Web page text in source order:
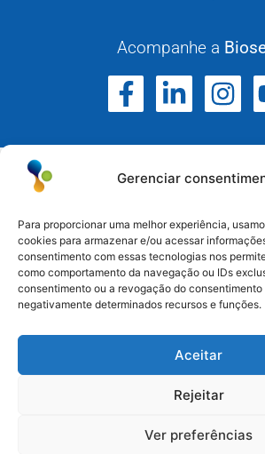
Gerenciar
Para proporcionar uma melhor experiência,
cookies para armazenar e/ou acessar
consentimento com essas tecnologias nos
como comportamento da navegação ou IDs
consentimento ou a revogação do
negativamente determinados recursos e funções.
Aceitar
Rejeitar
Ver preferências
Acompanhe a
Atuamos no Rio Grande do Sul,
Paraná.
Serra/RS: (54) 3698-
Paraná: (41) 3542-2773
Santa Catarina: (47) 3170-